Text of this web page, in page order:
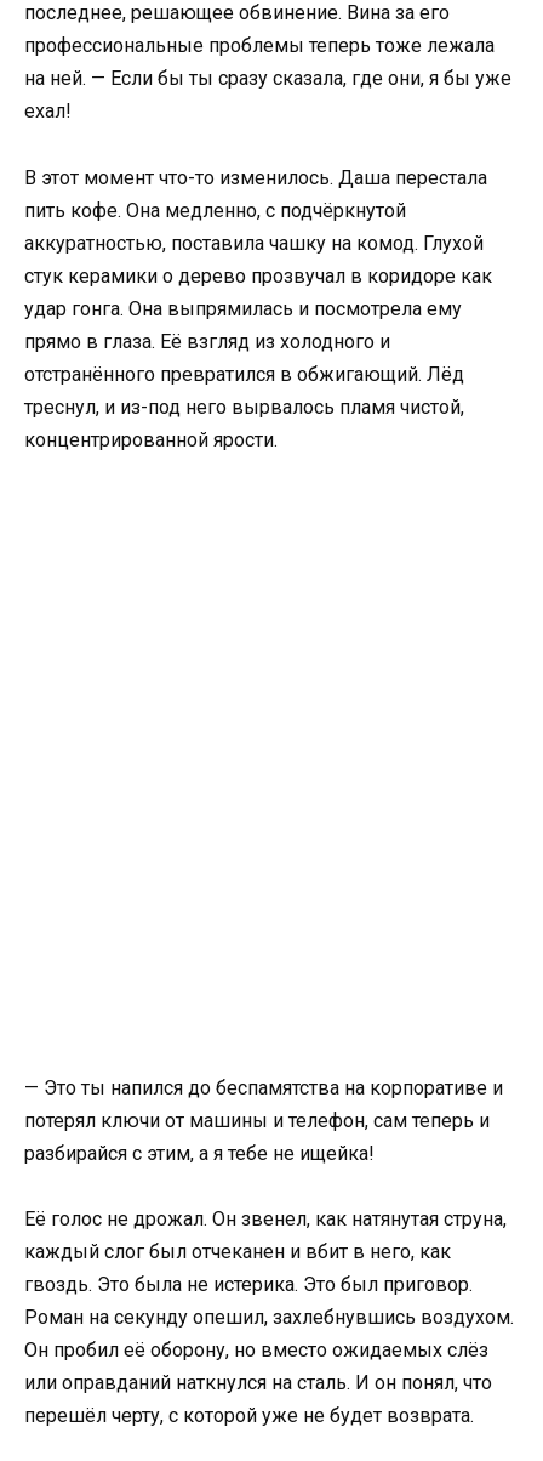
последнее, решающее обвинение. Вина за его
профессиональные проблемы теперь тоже лежала
на ней. — Если бы ты сразу сказала, где они, я бы уже
ехал!
В этот момент что-то изменилось. Даша перестала
пить кофе. Она медленно, с подчёркнутой
аккуратностью, поставила чашку на комод. Глухой
стук керамики о дерево прозвучал в коридоре как
удар гонга. Она выпрямилась и посмотрела ему
прямо в глаза. Её взгляд из холодного и
отстранённого превратился в обжигающий. Лёд
треснул, и из-под него вырвалось пламя чистой,
концентрированной ярости.
— Это ты напился до беспамятства на корпоративе и
потерял ключи от машины и телефон, сам теперь и
разбирайся с этим, а я тебе не ищейка!
Её голос не дрожал. Он звенел, как натянутая струна,
каждый слог был отчеканен и вбит в него, как
гвоздь. Это была не истерика. Это был приговор.
Роман на секунду опешил, захлебнувшись воздухом.
Он пробил её оборону, но вместо ожидаемых слёз
или оправданий наткнулся на сталь. И он понял, что
перешёл черту, с которой уже не будет возврата.